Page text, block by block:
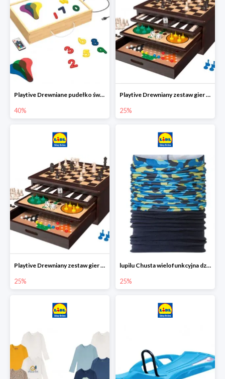
Playtive Drewniane pudełko świetlne MONTESSORI
40%
Playtive Drewniany zestaw gier 10 w 1
25%
Playtive Drewniany zestaw gier 10 w 1
25%
lupilu Chusta wielofunkcyjna dziecięca
25%